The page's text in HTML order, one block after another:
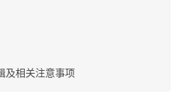
及相关注意事项